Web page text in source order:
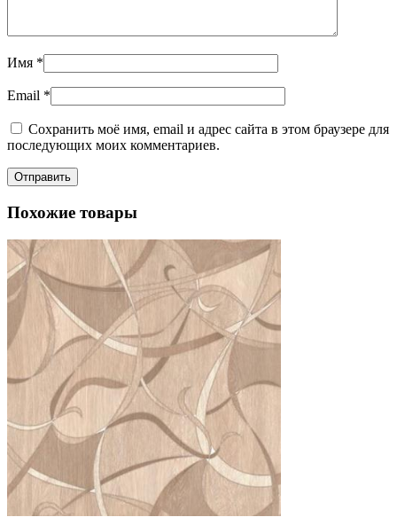
Имя *
Email *
Сохранить моё имя, email и адрес сайта в этом браузере для
последующих моих комментариев.
Похожие товары